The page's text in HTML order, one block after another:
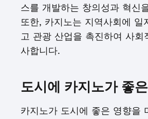
스를 개발하는 창의성과 혁신
또한, 카지노는 지역사회에 일
고 관광 산업을 촉진하여 사회
사합니다.
도시에 카지노가 좋
카지노가 도시에 좋은 영향을